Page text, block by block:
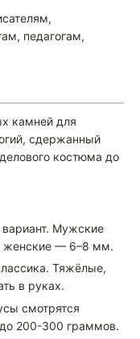
педагогам,
камней для
сдержанный
костюма до
Мужские
женские — 6–8 мм.
Тяжёлые,
в руках.
смотрятся
200-300 граммов.